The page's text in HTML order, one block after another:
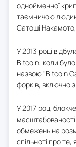
однойменної
таємничою
Сатоші Накамото,
У 2013 році
Bitcoin, коли
назвою "Bitcoin
форків, включно
У 2017 році
масштабованості
обмежень на
спільноті про